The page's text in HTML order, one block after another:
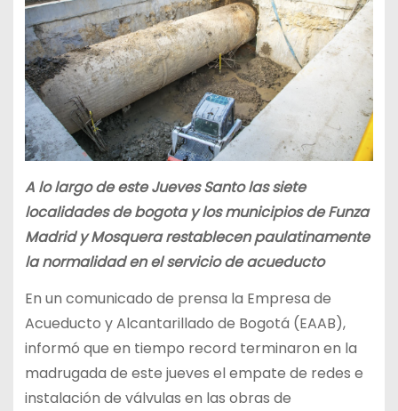
A lo largo de este Jueves Santo las siete
localidades de bogota y los municipios de Funza
Madrid y Mosquera restablecen paulatinamente
la normalidad en el servicio de acueducto
En un comunicado de prensa la Empresa de
Acueducto y Alcantarillado de Bogotá (EAAB),
informó que en tiempo record terminaron en la
madrugada de este jueves el empate de redes e
instalación de válvulas en las obras de